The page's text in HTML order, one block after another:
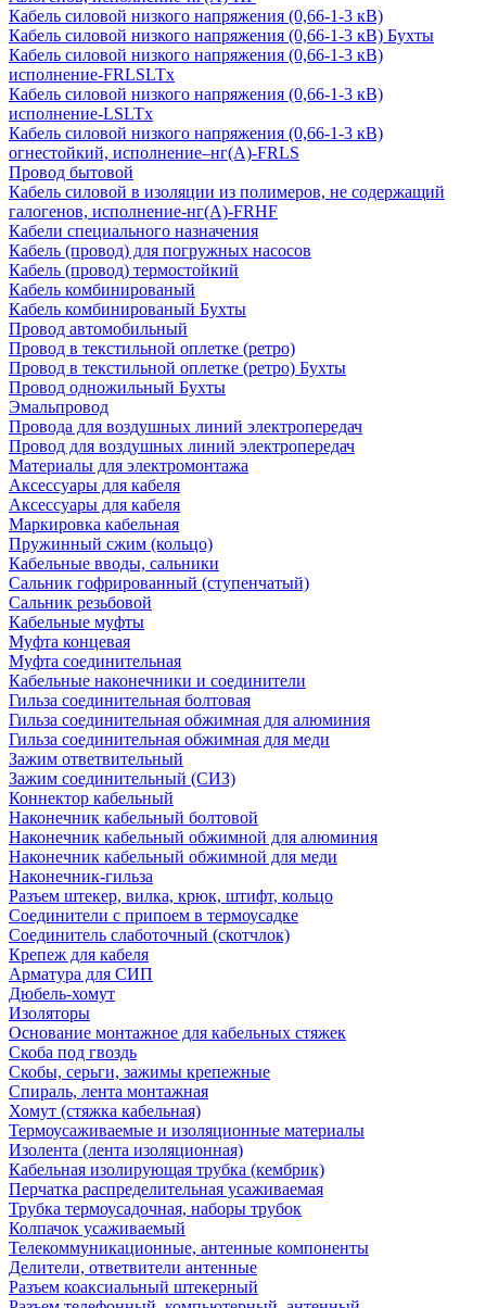
Кабель силовой низкого напряжения (0,66-1-3 кВ)
Кабель силовой низкого напряжения (0,66-1-3 кВ) Бухты
Кабель силовой низкого напряжения (0,66-1-3 кВ)
исполнение-FRLSLTx
Кабель силовой низкого напряжения (0,66-1-3 кВ)
исполнение-LSLTx
Кабель силовой низкого напряжения (0,66-1-3 кВ)
огнестойкий, исполнение–нг(А)-FRLS
Провод бытовой
Кабель силовой в изоляции из полимеров, не содержащий
галогенов, исполнение-нг(А)-FRHF
Кабели специального назначения
Кабель (провод) для погружных насосов
Кабель (провод) термостойкий
Кабель комбинированый
Кабель комбинированый Бухты
Провод автомобильный
Провод в текстильной оплетке (ретро)
Провод в текстильной оплетке (ретро) Бухты
Провод одножильный Бухты
Эмальпровод
Провода для воздушных линий электропередач
Провод для воздушных линий электропередач
Материалы для электромонтажа
Аксессуары для кабеля
Аксессуары для кабеля
Маркировка кабельная
Пружинный сжим (кольцо)
Кабельные вводы, сальники
Сальник гофрированный (ступенчатый)
Сальник резьбовой
Кабельные муфты
Муфта концевая
Муфта соединительная
Кабельные наконечники и соединители
Гильза соединительная болтовая
Гильза соединительная обжимная для алюминия
Гильза соединительная обжимная для меди
Зажим ответвительный
Зажим соединительный (СИЗ)
Коннектор кабельный
Наконечник кабельный болтовой
Наконечник кабельный обжимной для алюминия
Наконечник кабельный обжимной для меди
Наконечник-гильза
Разъем штекер, вилка, крюк, штифт, кольцо
Соединители с припоем в термоусадке
Соединитель слаботочный (скотчлок)
Крепеж для кабеля
Арматура для СИП
Дюбель-хомут
Изоляторы
Основание монтажное для кабельных стяжек
Скоба под гвоздь
Скобы, серьги, зажимы крепежные
Спираль, лента монтажная
Хомут (стяжка кабельная)
Термоусаживаемые и изоляционные материалы
Изолента (лента изоляционная)
Кабельная изолирующая трубка (кембрик)
Перчатка распределительная усаживаемая
Трубка термоусадочная, наборы трубок
Колпачок усаживаемый
Телекоммуникационные, антенные компоненты
Делители, ответвители антенные
Разъем коаксиальный штекерный